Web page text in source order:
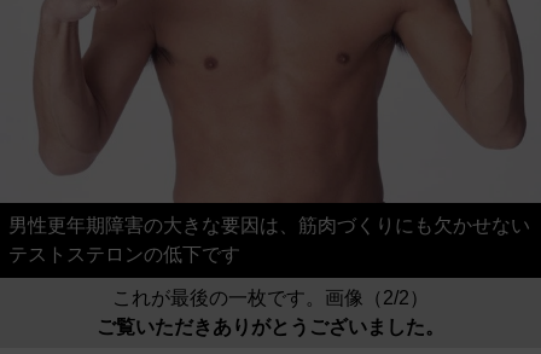
男性更年期障害の大きな要因は、筋肉づくりにも欠かせない
テストステロンの低下です
これが最後の一枚です。画像（2/2）
ご覧いただきありがとうございました。